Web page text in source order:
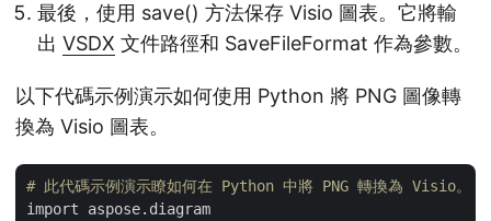
最後，使用 save() 方法保存 Visio 圖表。它將輸
出 VSDX 文件路徑和 SaveFileFormat 作為參數。
以下代碼示例演示如何使用 Python 將 PNG 圖像轉
換為 Visio 圖表。
# 此代碼示例演示瞭如何在 Python 中將 PNG 轉換為 Visio。
import aspose.diagram